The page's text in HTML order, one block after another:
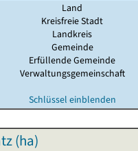
Land
Kreisfreie Stadt
Landkreis
Gemeinde
Erfüllende Gemeinde
Verwaltungsgemeinschaft
Schlüssel einblenden
(ha)